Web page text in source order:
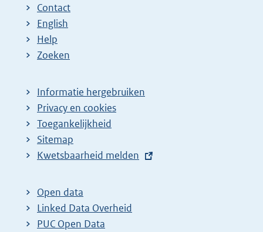
Contact
English
Help
Zoeken
Informatie hergebruiken
Privacy en cookies
Toegankelijkheid
Sitemap
E
t
e
r
Kwetsbaarheid melden
Open data
Linked Data Overheid
PUC Open Data